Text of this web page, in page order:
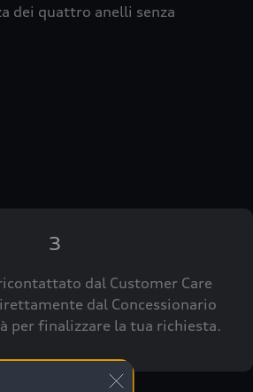
dei quattro anelli senza
3
dal Customer Care
dal Concessionario
per finalizzare la tua richiesta.